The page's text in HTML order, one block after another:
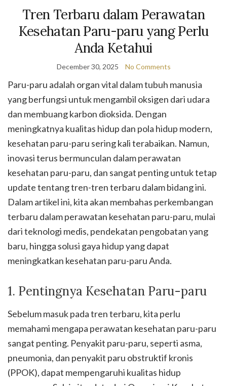
Tren Terbaru dalam Perawatan
Kesehatan Paru-paru yang Perlu
Anda Ketahui
December 30, 2025 No Comments
Paru-paru adalah organ vital dalam tubuh manusia
yang berfungsi untuk mengambil oksigen dari udara
dan membuang karbon dioksida. Dengan
meningkatnya kualitas hidup dan pola hidup modern,
kesehatan paru-paru sering kali terabaikan. Namun,
inovasi terus bermunculan dalam perawatan
kesehatan paru-paru, dan sangat penting untuk tetap
update tentang tren-tren terbaru dalam bidang ini.
Dalam artikel ini, kita akan membahas perkembangan
terbaru dalam perawatan kesehatan paru-paru, mulai
dari teknologi medis, pendekatan pengobatan yang
baru, hingga solusi gaya hidup yang dapat
meningkatkan kesehatan paru-paru Anda.
1. Pentingnya Kesehatan Paru-paru
Sebelum masuk pada tren terbaru, kita perlu
memahami mengapa perawatan kesehatan paru-paru
sangat penting. Penyakit paru-paru, seperti asma,
pneumonia, dan penyakit paru obstruktif kronis
(PPOK), dapat mempengaruhi kualitas hidup